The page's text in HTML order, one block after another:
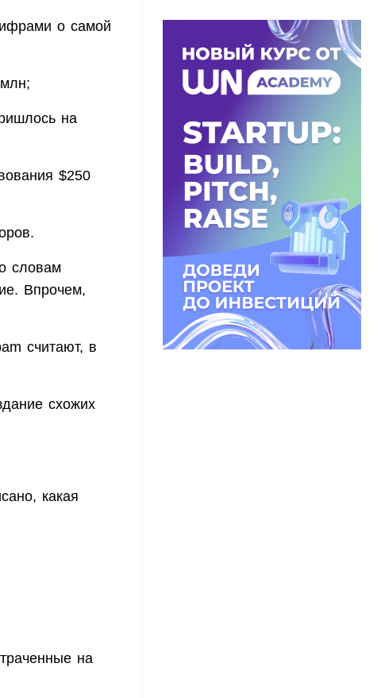
о самой
на
$250
словам
Впрочем,
считают, в
схожих
какая
на